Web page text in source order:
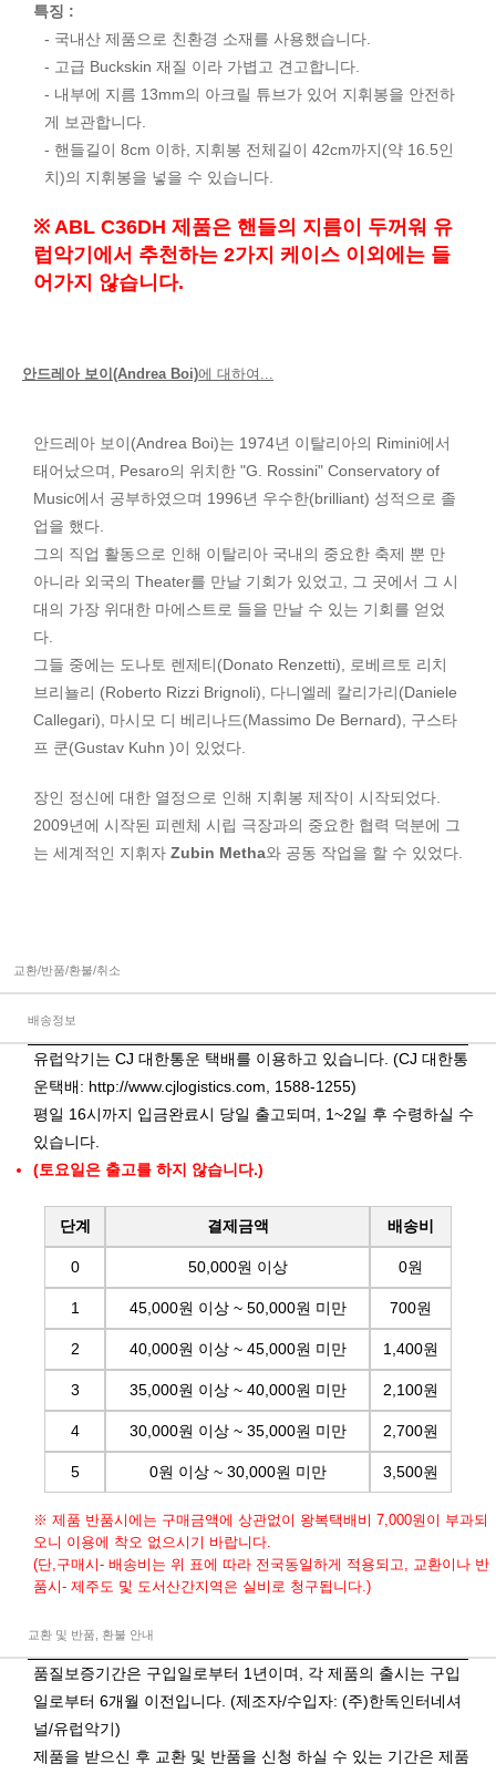
특징 :
- 국내산 제품으로 친환경 소재를 사용했습니다.
- 고급 Buckskin 재질 이라 가볍고 견고합니다.
- 내부에 지름 13mm의 아크릴 튜브가 있어 지휘봉을 안전하
게 보관합니다.
- 핸들길이 8cm 이하, 지휘봉 전체길이 42cm까지(약 16.5인
치)의 지휘봉을 넣을 수 있습니다.
※ ABL C36DH 제품은 핸들의 지름이 두꺼워 유
럽악기에서 추천하는 2가지 케이스 이외에는 들
어가지 않습니다.
안드레아 보이(Andrea Boi)에 대하여...
안드레아 보이(Andrea Boi)는 1974년 이탈리아의 Rimini에서
태어났으며, Pesaro의 위치한 "G. Rossini" Conservatory of
Music에서 공부하였으며 1996년 우수한(brilliant) 성적으로 졸
업을 했다.
그의 직업 활동으로 인해 이탈리아 국내의 중요한 축제 뿐 만
아니라 외국의 Theater를 만날 기회가 있었고, 그 곳에서 그 시
대의 가장 위대한 마에스트로 들을 만날 수 있는 기회를 얻었
다.
그들 중에는 도나토 렌제티(Donato Renzetti), 로베르토 리치
브리뇰리 (Roberto Rizzi Brignoli), 다니엘레 칼리가리(Daniele
Callegari), 마시모 디 베리나드(Massimo De Bernard), 구스타
프 쿤(Gustav Kuhn )이 있었다.
장인 정신에 대한 열정으로 인해 지휘봉 제작이 시작되었다.
2009년에 시작된 피렌체 시립 극장과의 중요한 협력 덕분에 그
는 세계적인 지휘자 Zubin Metha와 공동 작업을 할 수 있었다.
교환/반품/환불/취소
배송정보
유럽악기는 CJ 대한통운 택배를 이용하고 있습니다. (CJ 대한통
운택배: http://www.cjlogistics.com, 1588-1255)
평일 16시까지 입금완료시 당일 출고되며, 1~2일 후 수령하실 수
있습니다.
(토요일은 출고를 하지 않습니다.)
단계 결제금액 배송비
0 50,000원 이상 0원
1 45,000원 이상 ~ 50,000원 미만 700원
2 40,000원 이상 ~ 45,000원 미만 1,400원
3 35,000원 이상 ~ 40,000원 미만 2,100원
4 30,000원 이상 ~ 35,000원 미만 2,700원
5 0원 이상 ~ 30,000원 미만 3,500원
※ 제품 반품시에는 구매금액에 상관없이 왕복택배비 7,000원이 부과되
오니 이용에 착오 없으시기 바랍니다.
(단,구매시- 배송비는 위 표에 따라 전국동일하게 적용되고, 교환이나 반
품시- 제주도 및 도서산간지역은 실비로 청구됩니다.)
교환 및 반품, 환불 안내
품질보증기간은 구입일로부터 1년이며, 각 제품의 출시는 구입
일로부터 6개월 이전입니다. (제조자/수입자: (주)한독인터네셔
널/유럽악기)
제품을 받으신 후 교환 및 반품을 신청 하실 수 있는 기간은 제품